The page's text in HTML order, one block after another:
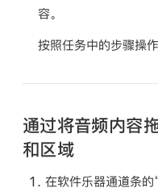
容。
按照任务中的步骤操
通过将音频内容
和区域
在软件乐器通道条的